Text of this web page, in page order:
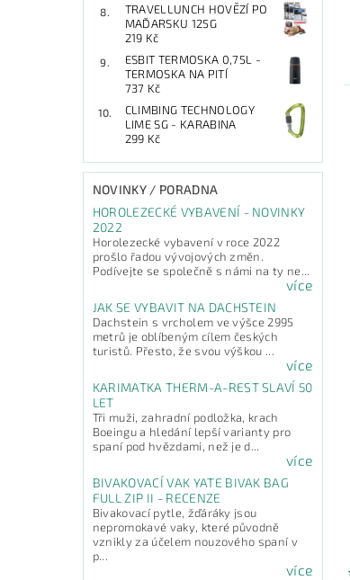
TRAVELLUNCH HOVĚZÍ PO
MAĎARSKU 125G
219 Kč
ESBIT TERMOSKA 0,75L -
TERMOSKA NA PITÍ
737 Kč
CLIMBING TECHNOLOGY
LIME SG - KARABINA
299 Kč
NOVINKY / PORADNA
HOROLEZECKÉ VYBAVENÍ - NOVINKY
2022
Horolezecké vybavení v roce 2022
prošlo řadou vývojových změn.
Podívejte se společně s námi na ty ne...
více
JAK SE VYBAVIT NA DACHSTEIN
Dachstein s vrcholem ve výšce 2995
metrů je oblíbeným cílem českých
turistů. Přesto, že svou výškou ...
více
KARIMATKA THERM-A-REST SLAVÍ 50
LET
Tři muži, zahradní podložka, krach
Boeingu a hledání lepší varianty pro
spaní pod hvězdami, než je d...
více
BIVAKOVACÍ VAK YATE BIVAK BAG
FULL ZIP II - RECENZE
Bivakovací pytle, žďáráky jsou
nepromokavé vaky, které původně
vznikly za účelem nouzového spaní v
p...
více